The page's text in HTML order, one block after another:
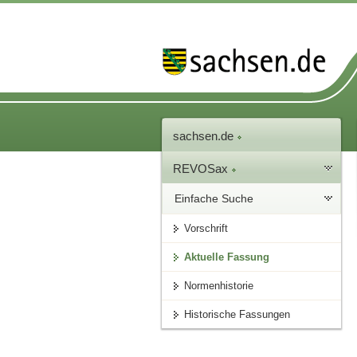
sachsen.de
REVOSax
Einfache Suche
Vorschrift
Aktuelle Fassung
Normenhistorie
Historische Fassungen